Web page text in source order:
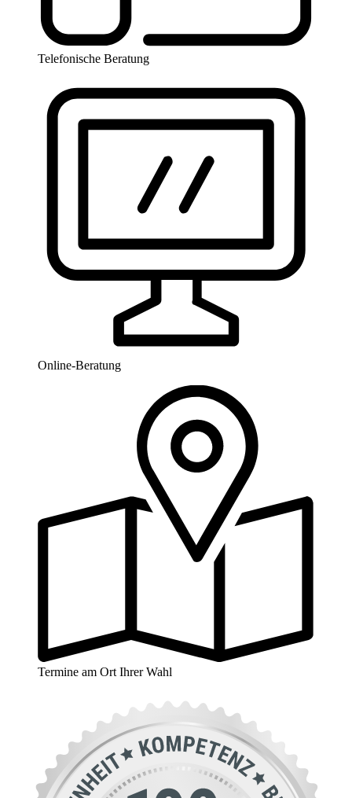
Telefonische Beratung
Online-Beratung
Termine am Ort Ihrer Wahl